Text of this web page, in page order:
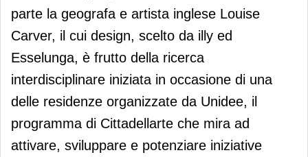
parte la geografa e artista inglese Louise
Carver, il cui design, scelto da illy ed
Esselunga, è frutto della ricerca
interdisciplinare iniziata in occasione di una
delle residenze organizzate da Unidee, il
programma di Cittadellarte che mira ad
attivare, sviluppare e potenziare iniziative